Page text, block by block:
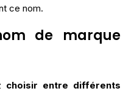
ce nom.
de marque
choisir entre différents